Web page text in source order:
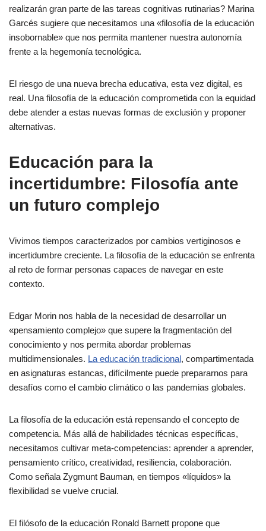
realizarán gran parte de las tareas cognitivas rutinarias? Marina
Garcés sugiere que necesitamos una «filosofía de la educación
insobornable» que nos permita mantener nuestra autonomía
frente a la hegemonía tecnológica.
El riesgo de una nueva brecha educativa, esta vez digital, es
real. Una filosofía de la educación comprometida con la equidad
debe atender a estas nuevas formas de exclusión y proponer
alternativas.
Educación para la
incertidumbre: Filosofía ante
un futuro complejo
Vivimos tiempos caracterizados por cambios vertiginosos e
incertidumbre creciente. La filosofía de la educación se enfrenta
al reto de formar personas capaces de navegar en este
contexto.
Edgar Morin nos habla de la necesidad de desarrollar un
«pensamiento complejo» que supere la fragmentación del
conocimiento y nos permita abordar problemas
multidimensionales. La educación tradicional, compartimentada
en asignaturas estancas, difícilmente puede prepararnos para
desafíos como el cambio climático o las pandemias globales.
La filosofía de la educación está repensando el concepto de
competencia. Más allá de habilidades técnicas específicas,
necesitamos cultivar meta-competencias: aprender a aprender,
pensamiento crítico, creatividad, resiliencia, colaboración.
Como señala Zygmunt Bauman, en tiempos «líquidos» la
flexibilidad se vuelve crucial.
El filósofo de la educación Ronald Barnett propone que